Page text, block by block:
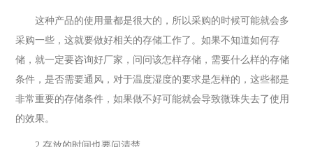
这种产品的使用量都是很大的，所以采购的时候可能就会多
采购一些，这就要做好相关的存储工作了。如果不知道如何存
储，就一定要咨询好厂家，问问该怎样存储，需要什么样的存储
条件，是否需要通风，对于温度湿度的要求是怎样的，这些都是
非常重要的存储条件，如果做不好可能就会导致微珠失去了使用
的效果。